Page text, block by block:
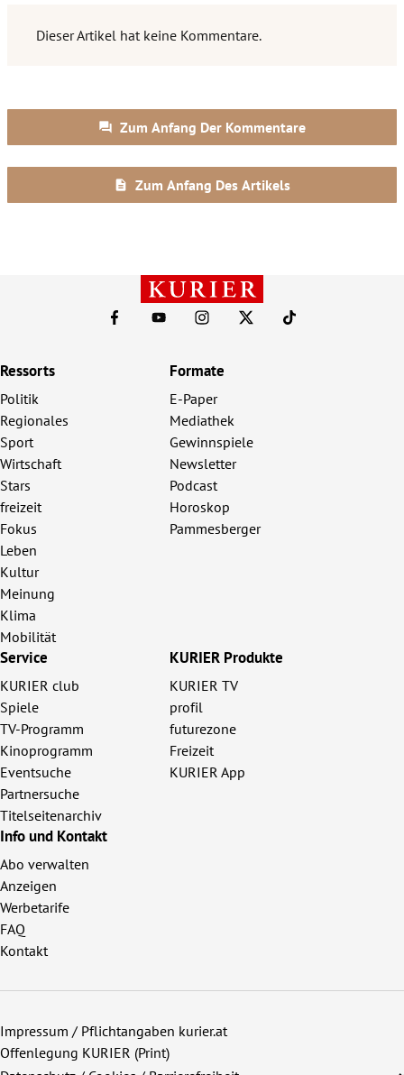
Ressorts
Politik
Regionales
Sport
Wirtschaft
Stars
freizeit
Fokus
Leben
Kultur
Meinung
Klima
Mobilität
Formate
E-Paper
Mediathek
Gewinnspiele
Newsletter
Podcast
Horoskop
Pammesberger
Service
KURIER club
Spiele
TV-Programm
Kinoprogramm
Eventsuche
Partnersuche
Titelseitenarchiv
KURIER Produkte
KURIER TV
profil
futurezone
Freizeit
KURIER App
Info und Kontakt
Abo verwalten
Anzeigen
Werbetarife
FAQ
Kontakt
Impressum / Pflichtangaben kurier.at
Offenlegung KURIER (Print)